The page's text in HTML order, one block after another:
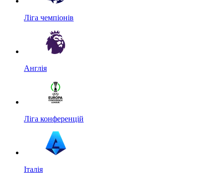
Ліга чемпіонів
Англія
Ліга конференцій
Італія